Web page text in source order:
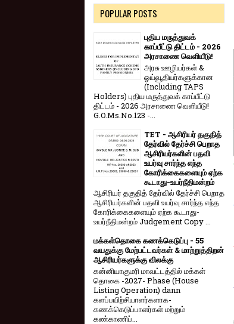
POPULAR POSTS
புதிய மருத்துவக்
காப்பீட்டு திட்டம் - 2026
அரசாணை வெளியீடு!
அரசு ஊழியர்கள் &
ஓய்வூதியர்களுக்கான
(Including TAPS
Holders) புதிய மருத்துவக் காப்பீட்டு
திட்டம் - 2026 அரசாணை வெளியீடு!
G.O.Ms.No.123 -...
TET - ஆசிரியர் தகுதித்
தேர்வில் தேர்ச்சி பெறாத
ஆசிரியர்களின் பதவி
உயர்வு சார்ந்த எந்த
கோரிக்கைகளையும் ஏற்க
கூடாது-உயர்நீதிமன்றம்
ஆசிரியர் தகுதித் தேர்வில் தேர்ச்சி பெறாத
ஆசிரியர்களின் பதவி உயர்வு சார்ந்த எந்த
கோரிக்கைகளையும் ஏற்க கூடாது-
உயர்நீதிமன்றம் Judgement Copy ...
மக்கள்தொகை கணக்கெடுப்பு - 55
வயதுக்கு மேற்பட்டவர்கள் & மாற்றுத்திறன்
ஆசிரியர்களுக்கு விலக்கு
கன்னியாகுமரி மாவட்டத்தில் மக்கள்
தொகை -2027- Phase (House
Listing Operation) dann
களப்பயிற்சியாளர்களாக-
கணக்கெடுப்பாளர்கள் மற்றும்
கண்காணிப்...